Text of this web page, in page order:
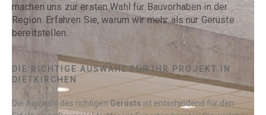
machen uns zur ersten Wahl für Bauvorhaben in der
Region. Erfahren Sie, warum wir mehr als nur Gerüste
bereitstellen.
DIE RICHTIGE AUSWAHL FÜR IHR PROJEKT IN
DIETKIRCHEN
Die Auswahl des richtigen Gerüsts ist entscheidend für den